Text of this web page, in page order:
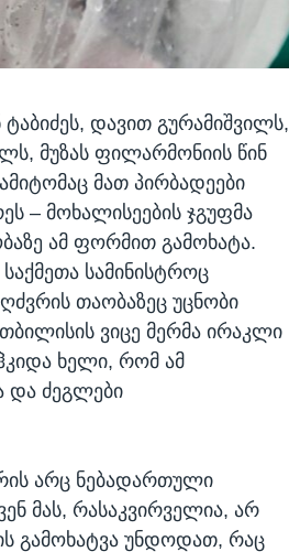
დავით გურამიშვილს,
მუზას ფილარმონიის წინ
მათ პირბადეები
– მოხალისეების ჯგუფმა
ამ ფორმით გამოხატა.
სამინისტროც
თაობაზეც უცნობი
ვიცე მერმა ირაკლი
ხელი, რომ ამ
და ძეგლები
არც ნებადართული
მას, რასაკვირველია, არ
გამოხატვა უნდოდათ, რაც